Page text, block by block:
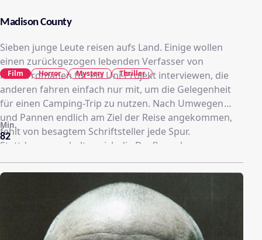
Madison County
Sieben junge Leute reisen aufs Land. Einige wollen
einen zurückgezogen lebenden Verfasser von
Horrorromanen für ein Uni-Projekt interviewen, die
anderen fahren einfach nur mit, um die Gelegenheit
für einen Camping-Trip zu nutzen. Nach Umwegen
und Pannen endlich am Ziel der Reise angekommen,
fehlt von besagtem Schriftsteller jede Spur.
Stattdessen verhalten sich die Dorfbewohner
reserviert bis offen feindselig. Das Campen am
einladenden Bergsee soll trotzdem stattfinden, als aus
dem Nichts ein maskierter Unhold zuschlägt.
82
Min.
Film Horror Mystery Thriller